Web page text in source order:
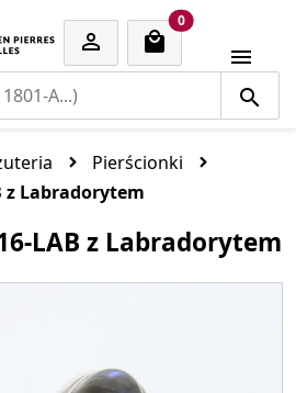

0cart items

Pierścionki
z Labradorytem
LAB z Labradorytem